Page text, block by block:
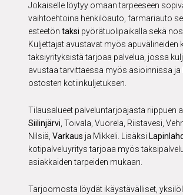
Jokaiselle löytyy omaan tarpeeseen
vaihtoehtoina henkilöauto, farmariauto
esteetöntaksi pyörätuolipaikalla sekä
Kuljettajat avustavat myös apuvälineiden
taksiyrityksistä tarjoaa palvelua, jossa
avustaa tarvittaessa myös asioinnissa ja
ostosten kotiinkuljetuksen.
Tilausalueet palveluntarjoajasta riippuen
Siilinjärvi , Toivala, Vuorela, Riistavesi,
Nilsiä,Varkaus ja Mikkeli. Lisäksi
kotipalveluyritys tarjoaa myös
asiakkaiden tarpeiden mukaan.
Tarjoomosta löydät ikäystävälliset,